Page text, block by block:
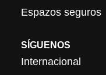
Espazos seguros
SÍGUENOS
Internacional